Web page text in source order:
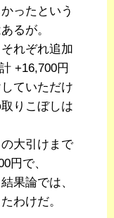
ったという
るが。
れぞれ追加
+16,700円
ていただけ
りこぼしは
大引けまで
円で、
果論では、
わけだ。